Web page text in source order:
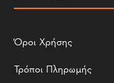
Όροι Χρήσης
Τρόποι Πληρωμής